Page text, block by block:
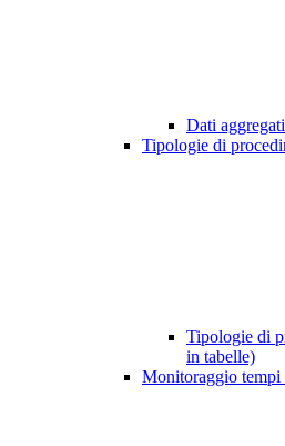
Dati
Tipologie di
Tipologie di
in tabelle)
Monitoraggio tempi